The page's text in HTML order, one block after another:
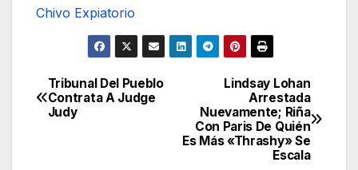
Chivo Expiatorio
Navegación
de
Lindsay Lohan
Arrestada
Nuevamente; Riña
Con Paris De Quién
Es Más «Thrashy» Se
Escala
Tribunal Del Pueblo
Contrata A Judge
Judy